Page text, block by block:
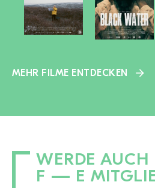
MEHR FILME ENTDECKEN
WERDE AUCH
F — E